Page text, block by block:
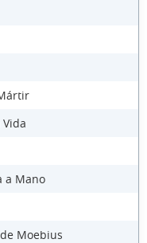
a Mano
Moebius